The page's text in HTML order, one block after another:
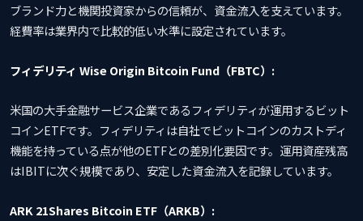
ブランド力と機関投資家からの信頼が、資金流入を支えています。
経費率は業界内で比較的低い水準に設定されています。
フィデリティ Wise Origin Bitcoin Fund（FBTC）:
米国の大手金融サービス企業であるフィデリティが運用するビット
コインETFです。フィデリティは自社でビットコインのカストディ
機能を持っている点が他のETFとの差別化要因です。運用資産残高
はIBITに次ぐ規模であり、安定した資金流入を記録しています。
ARK 21Shares Bitcoin ETF（ARKB）: